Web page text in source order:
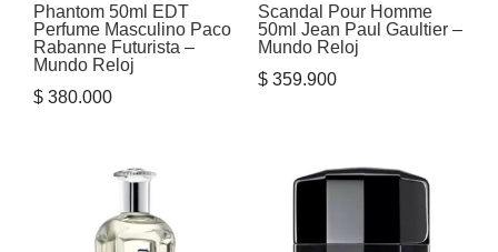
Phantom 50ml EDT
Perfume Masculino Paco
Rabanne Futurista –
Mundo Reloj
$ 380.000
Scandal Pour Homme
50ml Jean Paul Gaultier –
Mundo Reloj
$359.900